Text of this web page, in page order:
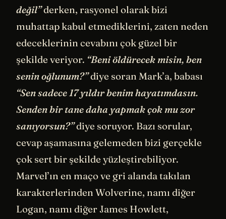
değil”derken, rasyonel olarak bizi
muhattap kabul etmediklerini, zaten neden
edeceklerinin cevabını çok güzel bir
şekilde veriyor. “Beni öldürecek misin, ben
senin oğlunum?”diye soran Mark’a, babası
“Sen sadece 17 yıldır benim hayatımdasın.
Senden bir tane daha yapmak çok mu zor
sanıyorsun?”diye soruyor. Bazı sorular,
cevap aşamasına gelemeden bizi gerçekle
çok sert bir şekilde yüzleştirebiliyor.
Marvel’ın en maço ve gri alanda takılan
karakterlerinden Wolverine, namı diğer
Logan, namı diğer James Howlett,